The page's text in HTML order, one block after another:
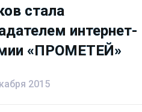
2015
стала
интернет-
«ПРОМЕТЕЙ»
стала
интернет-
«ПРОМЕТЕЙ»